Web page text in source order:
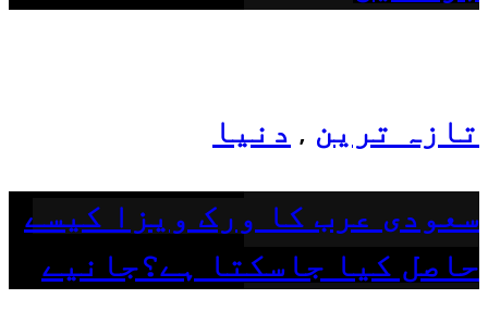
تازہ ترین , دنیا
سعودی عرب کا ورک ویزا کیسے
حاصل کیا جاسکتا ہے؟جانیے